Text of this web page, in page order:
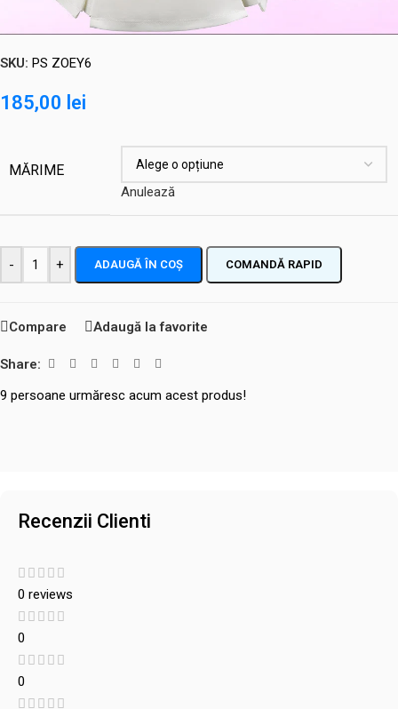
SKU: PS ZOEY6
185,00 lei
MĂRIME
Anulează
- + ADAUGĂ ÎN COȘ COMANDĂ RAPID
Compare Adaugă la favorite
Share:
9 persoane urmăresc acum acest produs!
Recenzii Clienti
0 reviews
0
0